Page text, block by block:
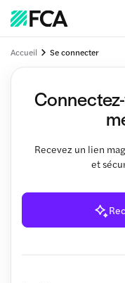
Accueil Se connecter
Recevez un lien
et